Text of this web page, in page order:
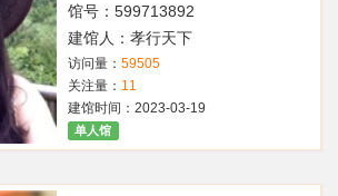
馆号：599713892
建馆人：孝行天下
访问量： 59505
关注量： 11
建馆时间：2023-03-19
单人馆